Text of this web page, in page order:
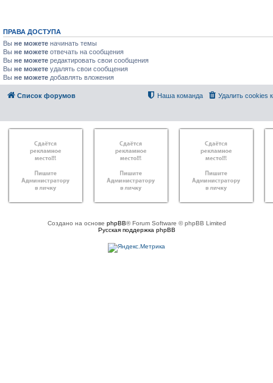
ПРАВА ДОСТУПА
Вы не можете начинать темы
Вы не можете отвечать на сообщения
Вы не можете редактировать свои сообщения
Вы не можете удалять свои сообщения
Вы не можете добавлять вложения
Список форумов Удалить cookies
Наша команда
Создано на основе phpBB® Forum Software © phpBB Limited
Русская поддержка phpBB